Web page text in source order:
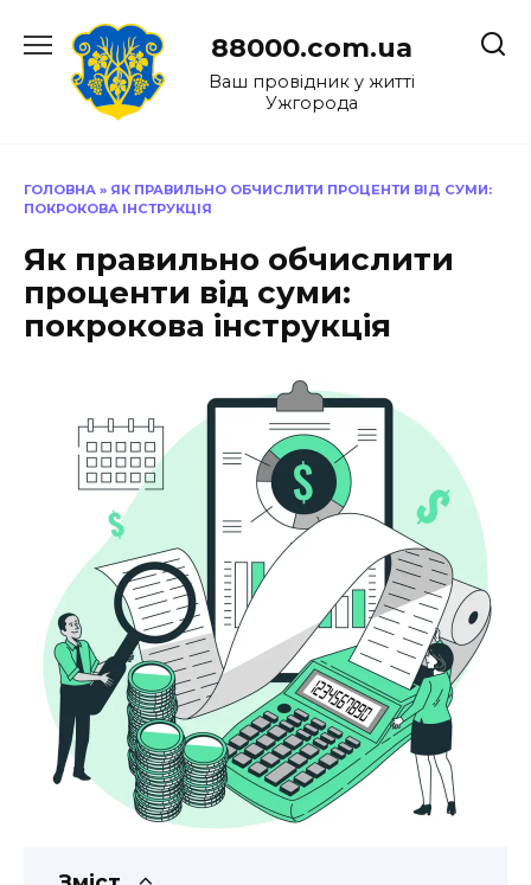
до
88000.com.ua
Ваш провідник у житті
Ужгорода
ГОЛОВНА » ЯК ПРАВИЛЬНО ОБЧИСЛИТИ ПРОЦЕНТИ ВІД СУМИ:
ПОКРОКОВА ІНСТРУКЦІЯ
Як правильно обчислити
проценти від суми:
покрокова інструкція